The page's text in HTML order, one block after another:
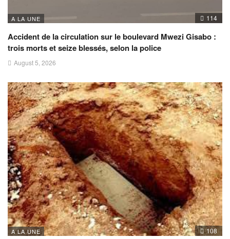
A LA UNE 114
Accident de la circulation sur le boulevard Mwezi Gisabo :
trois morts et seize blessés, selon la police
August 5, 2026
A LA UNE 108